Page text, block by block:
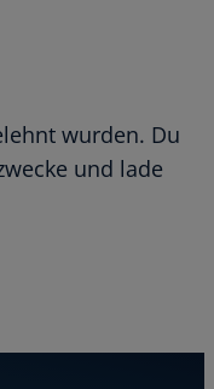
wurden. Du
und lade